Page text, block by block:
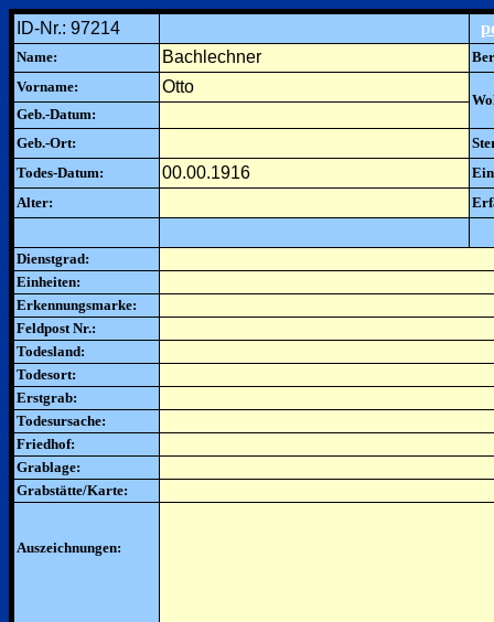
ID-Nr.: 97214
Name: Bachlechner
Vorname:
Otto
Geb.-Datum:
Geb.-Ort:
Todes-Datum:
00.00.1916
Alter:
Dienstgrad:
Einheiten:
Erkennungsmarke:
Feldpost Nr.:
Todesland:
Todesort:
Erstgrab:
Todesursache:
Friedhof:
Grablage:
Grabstätte/Karte:
Auszeichnungen: